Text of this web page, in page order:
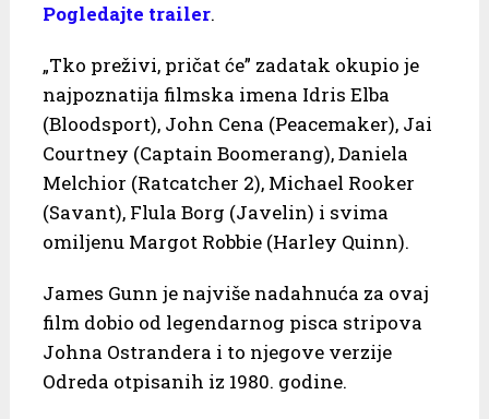
Pogledajte trailer.
„Tko preživi, pričat će” zadatak okupio je
najpoznatija filmska imena Idris Elba
(Bloodsport), John Cena (Peacemaker), Jai
Courtney (Captain Boomerang), Daniela
Melchior (Ratcatcher 2), Michael Rooker
(Savant), Flula Borg (Javelin) i svima
omiljenu Margot Robbie (Harley Quinn).
James Gunn je najviše nadahnuća za ovaj
film dobio od legendarnog pisca stripova
Johna Ostrandera i to njegove verzije
Odreda otpisanih iz 1980. godine.